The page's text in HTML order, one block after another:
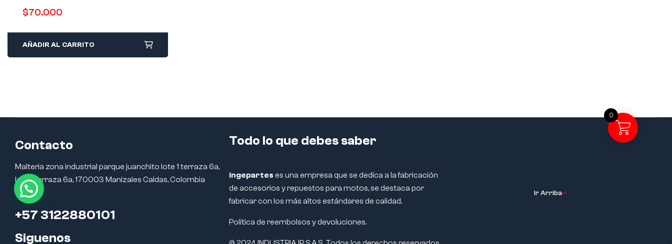
$70.000
AÑADIR AL CARRITO
Contacto
Malteria zona industrial parque juanchito lote 1 terraza 6a,
lote 1 terraza 6a, 170003 Manizales Caldas, Colombia
+57 3122880101
Siguenos
Todo lo que debes saber
Ingepartes es una empresa que se dedica a la fabricación
de accesorios y repuestos para motos, se destaca por
fabricar con los más altos estándares de calidad.
Política de reembolsos y devoluciones.
Ir Arriba
0